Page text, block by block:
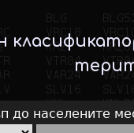
до населените